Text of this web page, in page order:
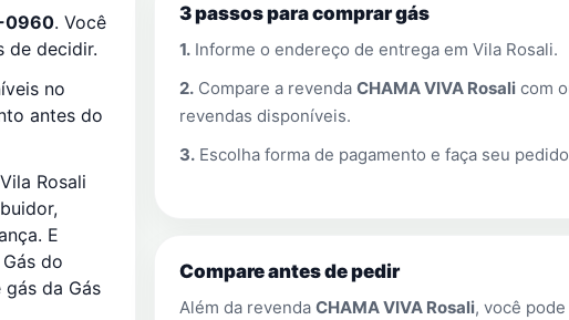
. Você
de decidir.
no
antes do
Rosali
E
do
da Gás
3 passos para comprar gás
1. Informe o endereço de entrega emVila Rosali.
2. Compare a revendaCHAMA VIVA Rosali com
revendas disponíveis.
3. Escolha forma de pagamento e faça seu
Compare antes de pedir
Além da revendaCHAMA VIVA Rosali, você pode